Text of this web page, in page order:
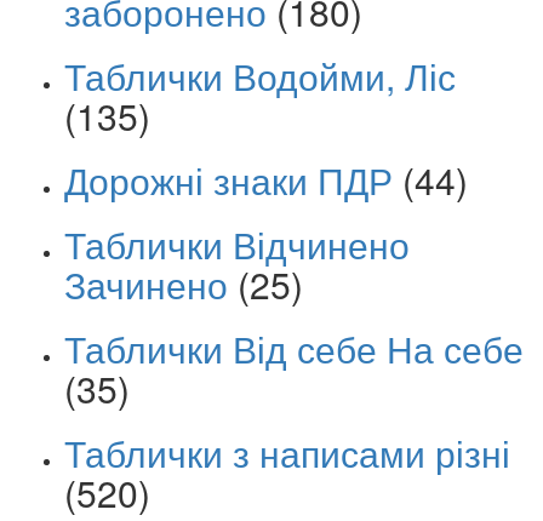
заборонено (180)
Таблички Водойми, Ліс
(135)
Дорожні знаки ПДР (44)
Таблички Відчинено
Зачинено (25)
Таблички Від себе На себе
(35)
Таблички з написами різні
(520)